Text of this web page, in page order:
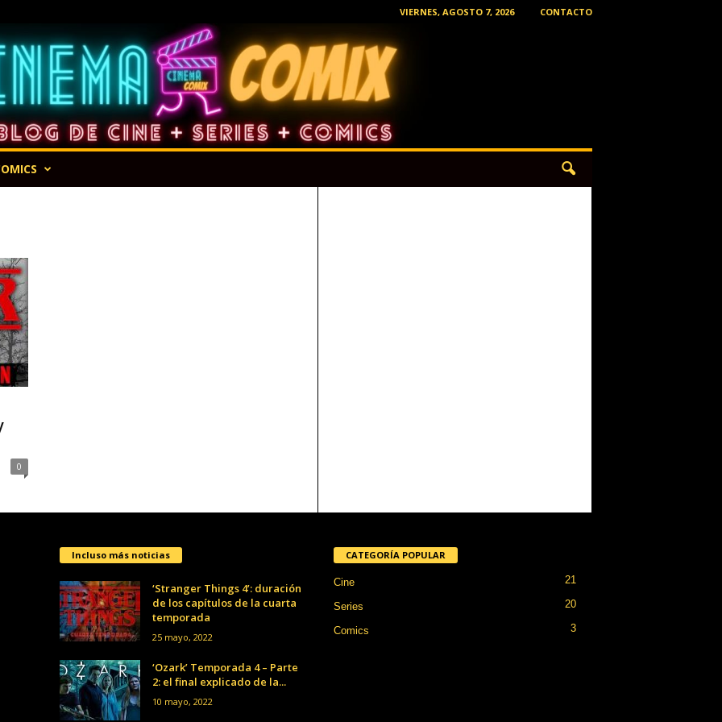
VIERNES, AGOSTO 7, 2026 CONTACTO
0
Incluso más noticias
‘Stranger Things 4’: duración
de los capítulos de la cuarta
temporada
25 mayo, 2022
‘Ozark’ Temporada 4 – Parte
2: el final explicado de la...
10 mayo, 2022
CATEGORÍA POPULAR
Cine 21
Series 20
Comics 3